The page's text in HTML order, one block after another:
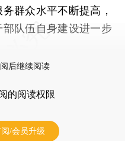
群众水平不断提高，
队伍自身建设进一步
后继续阅读
的阅读权限
/会员升级